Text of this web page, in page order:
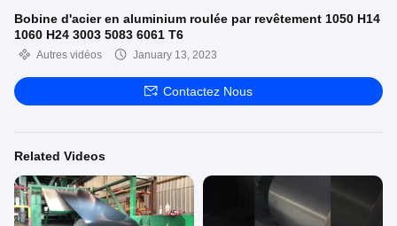
Bobine d'acier en aluminium roulée par revêtement 1050 H14
1060 H24 3003 5083 6061 T6
Autres vidéos January 13, 2023
Contactez Nous
Related Videos